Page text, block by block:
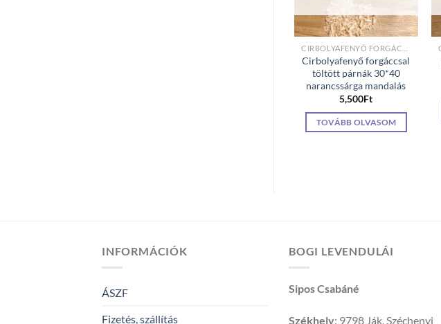
Cirbolyafenyő forgáccsal
töltött párnák 30*40
narancssárga mandalás
5,500Ft
TOVÁBB OLVASOM
INFORMÁCIÓK
ÁSZF
Fizetés, szállítás
BOGI LEVENDULÁI
Sipos Csabáné
Székhely: 9798 Ják, Széchenyi